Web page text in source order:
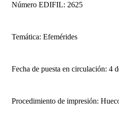
Número EDIFIL: 2625
Temática: Efemérides
Fecha de puesta en circulación: 4
Procedimiento de impresión: